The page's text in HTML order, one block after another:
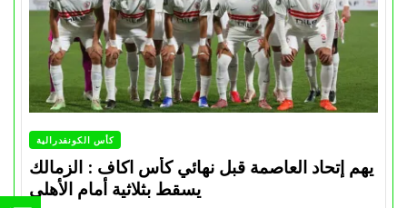
كأس الكونفدرالية
يهم إتحاد العاصمة قبل نهائي كأس اكاف : الزمالك